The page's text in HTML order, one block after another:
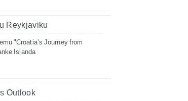
Reykjaviku
"Croatia’s Journey from
Islanda
Outlook